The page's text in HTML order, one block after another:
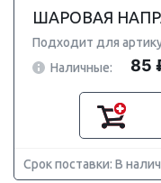
ШАРОВАЯ
Подходит для
Наличные:
85
Срок поставки: В